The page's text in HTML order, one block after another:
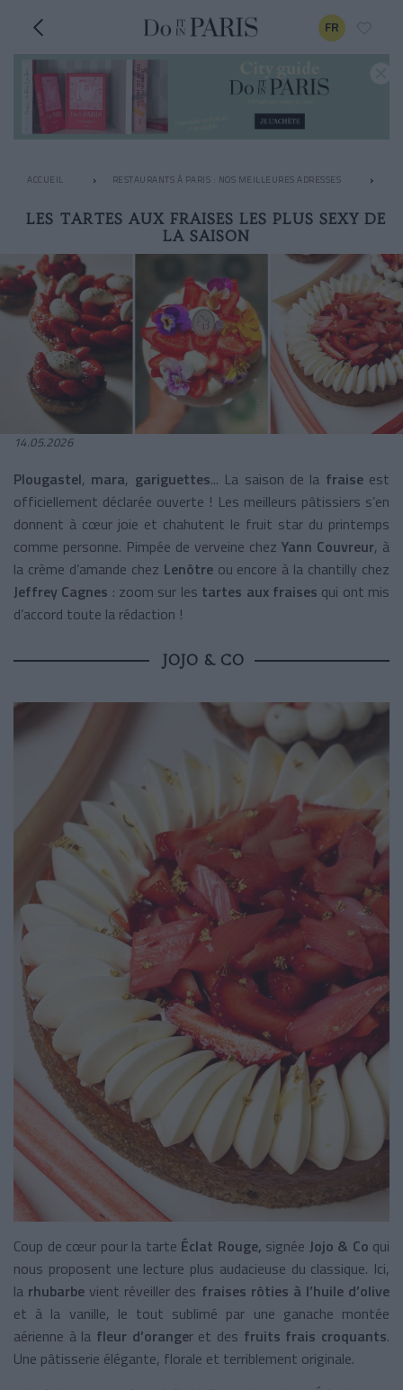
FR
ACCUEIL RESTAURANTS À PARIS : NOS MEILLEURES ADRESSES
LES TARTES AUX FRAISES LES PLUS SEXY DE
LA SAISON
14.05.2026
Plougastel, mara, gariguettes... La saison de la fraise est
officiellement déclarée ouverte ! Les meilleurs pâtissiers s’en
donnent à cœur joie et chahutent le fruit star du printemps
comme personne. Pimpée de verveine chez Yann Couvreur, à
la crème d’amande chez Lenôtreou encore à la chantilly chez
Jeffrey Cagnes : zoom sur les tartes aux fraises qui ont mis
d’accord toute la rédaction !
JOJO & CO
Coup de cœur pour la tarte Éclat Rouge, signée Jojo & Co qui
nous proposent une lecture plus audacieuse du classique. Ici,
la rhubarbevient réveiller des fraises rôties à l’huile d’olive
et à la vanille, le tout sublimé par une ganache montée
aérienne à la fleur d’oranger et des fruits frais croquants.
Une pâtisserie élégante, florale et terriblement originale.